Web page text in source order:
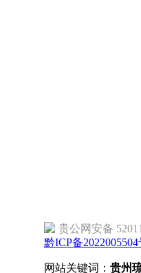
贵公网安备
黔ICP备2022005504
网站关键词： 贵州